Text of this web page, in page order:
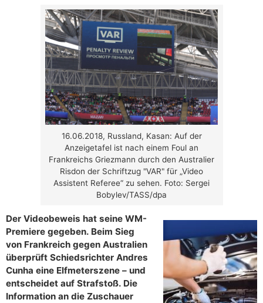
16.06.2018, Russland, Kasan: Auf der
Anzeigetafel ist nach einem Foul an
Frankreichs Griezmann durch den Australier
Risdon der Schriftzug "VAR" für „Video
Assistent Referee“ zu sehen. Foto: Sergei
Bobylev/TASS/dpa
Der Videobeweis hat seine WM-
Premiere gegeben. Beim Sieg
von Frankreich gegen Australien
überprüft Schiedsrichter Andres
Cunha eine Elfmeterszene – und
entscheidet auf Strafstoß. Die
Information an die Zuschauer